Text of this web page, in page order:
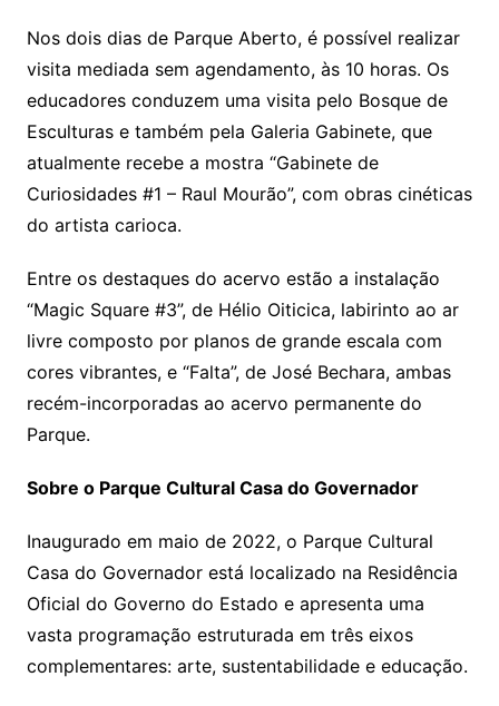
Nos dois dias de Parque Aberto, é possível realizar
visita mediada sem agendamento, às 10 horas. Os
educadores conduzem uma visita pelo Bosque de
Esculturas e também pela Galeria Gabinete, que
atualmente recebe a mostra “Gabinete de
Curiosidades #1 – Raul Mourão”, com obras cinéticas
do artista carioca.
Entre os destaques do acervo estão a instalação
“Magic Square #3”, de Hélio Oiticica, labirinto ao ar
livre composto por planos de grande escala com
cores vibrantes, e “Falta”, de José Bechara, ambas
recém-incorporadas ao acervo permanente do
Parque.
Sobre o Parque Cultural Casa do Governador
Inaugurado em maio de 2022, o Parque Cultural
Casa do Governador está localizado na Residência
Oficial do Governo do Estado e apresenta uma
vasta programação estruturada em três eixos
complementares: arte, sustentabilidade e educação.